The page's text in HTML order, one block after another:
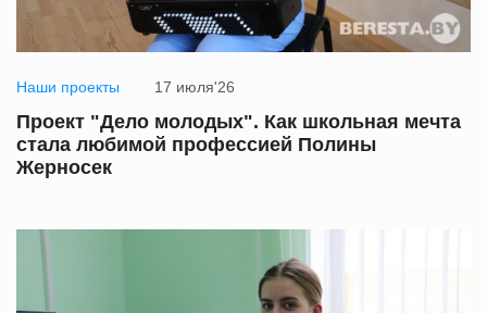
Наши проекты 17 июля'26
Проект "Дело молодых". Как школьная мечта
стала любимой профессией Полины
Жерносек